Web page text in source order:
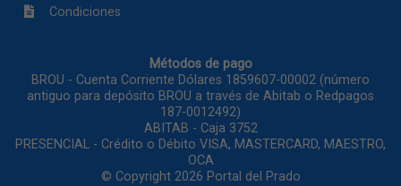
Condiciones
Métodos de pago
BROU - Cuenta Corriente Dólares 1859607-00002 (número
antiguo para depósito BROU a través de Abitab o Redpagos
187-0012492)
ABITAB - Caja 3752
PRESENCIAL - Crédito o Débito VISA, MASTERCARD, MAESTRO,
OCA
© Copyright 2026 Portal del Prado